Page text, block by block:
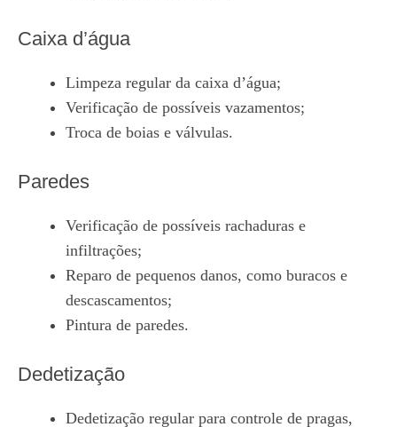
Caixa d’água
Limpeza regular da caixa d’água;
Verificação de possíveis vazamentos;
Troca de boias e válvulas.
Paredes
Verificação de possíveis rachaduras e
infiltrações;
Reparo de pequenos danos, como buracos e
descascamentos;
Pintura de paredes.
Dedetização
Dedetização regular para controle de pragas,